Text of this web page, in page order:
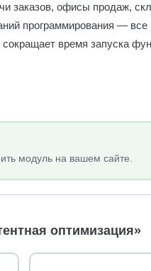
заказов, офисы продаж,
программирования —
время запуска
модуль на вашем сайте.
оптимизация»